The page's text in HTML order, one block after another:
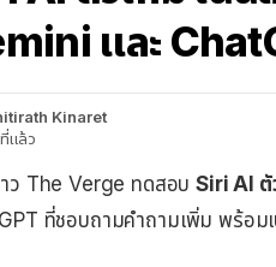
และ
Kinaret
แล้ว
ว The Verge ทดสอบSiri AI ตั
ที่ชอบถามคำถามเพิ่ม พร้อม